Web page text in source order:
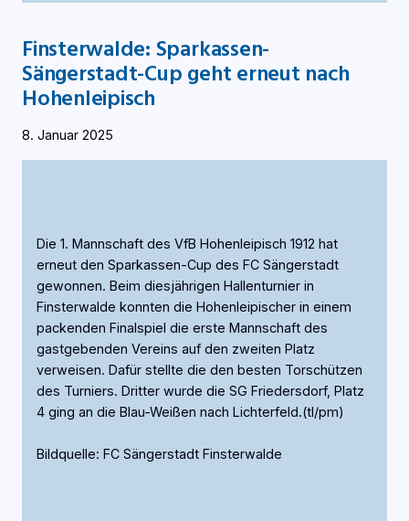
Finsterwalde: Sparkassen-
Sängerstadt-Cup geht erneut nach
Hohenleipisch
8. Januar 2025
Die 1. Mannschaft des VfB Hohenleipisch 1912 hat
erneut den Sparkassen-Cup des FC Sängerstadt
gewonnen. Beim diesjährigen Hallenturnier in
Finsterwalde konnten die Hohenleipischer in einem
packenden Finalspiel die erste Mannschaft des
gastgebenden Vereins auf den zweiten Platz
verweisen. Dafür stellte die den besten Torschützen
des Turniers. Dritter wurde die SG Friedersdorf, Platz
4 ging an die Blau-Weißen nach Lichterfeld.(tl/pm)
Bildquelle: FC Sängerstadt Finsterwalde